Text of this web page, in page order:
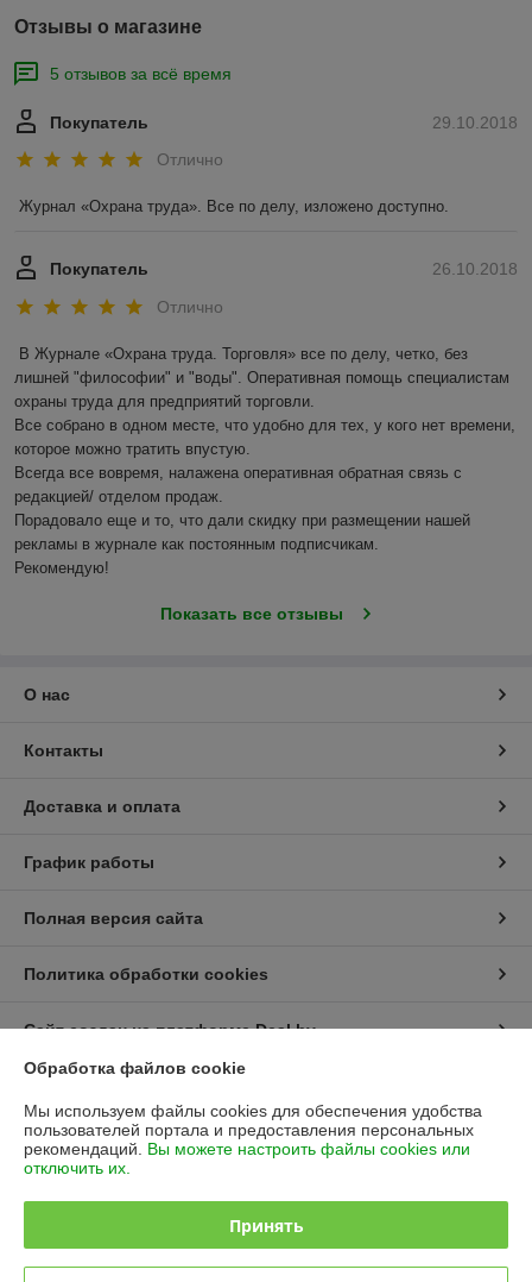
Отзывы о магазине
5 отзывов за всё время
29.10.2018
Покупатель
Отлично
Журнал «Охрана труда». Все по делу, изложено доступно.
26.10.2018
Покупатель
Отлично
В Журнале «Охрана труда. Торговля» все по делу, четко, без
лишней "философии" и "воды". Оперативная помощь специалистам
охраны труда для предприятий торговли.
Все собрано в одном месте, что удобно для тех, у кого нет времени,
которое можно тратить впустую.
Всегда все вовремя, налажена оперативная обратная связь с
редакцией/ отделом продаж.
Порадовало еще и то, что дали скидку при размещении нашей
рекламы в журнале как постоянным подписчикам.
Рекомендую!
Показать все отзывы
О нас
Контакты
Доставка и оплата
График работы
Полная версия сайта
Политика обработки cookies
Сайт создан на платформе Deal.by
Информация для покупателя
Юридическое лицо: Полипарк ОДО (редакция)
___________________________
Регистрационный орган: Мингорисполком
Обработка файлов cookie
Мы используем файлы cookies для обеспечения удобства
пользователей портала и предоставления персональных
рекомендаций. Вы можете настроить файлы cookies или
отключить их.
Принять